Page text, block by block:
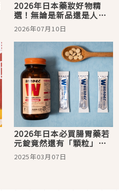
2026年日本藥妝好物精
選！無論是新品還是人氣
不衰萬年必買，來日本就
是要把這些商品帶回家
2026年07月10日
2026年日本必買腸胃藥若
元錠竟然還有「顆粒」
版？這些購買前的小知識
你一定要看
2025年03月07日